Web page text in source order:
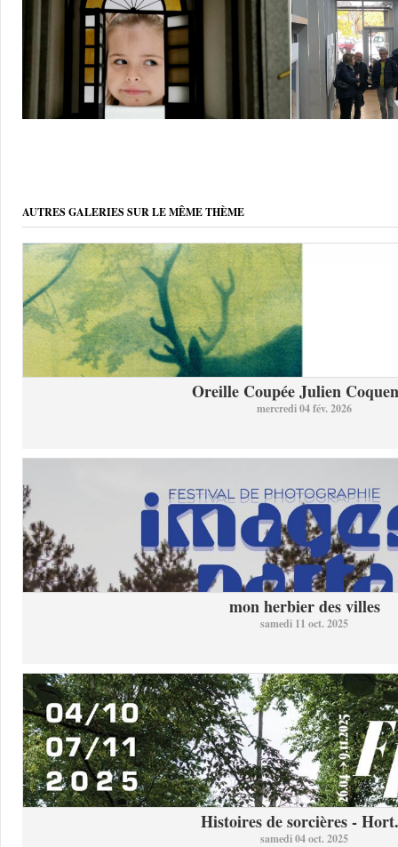
AUTRES GALERIES SUR LE MÊME THÈME
Oreille Coupée Julien
mercredi 04 fév. 2026
mon herbier des villes
samedi 11 oct. 2025
Histoires de sorcières -
samedi 04 oct. 2025